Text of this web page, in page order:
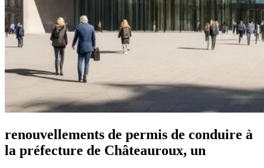
renouvellements de permis de conduire à
la préfecture de Châteauroux, un